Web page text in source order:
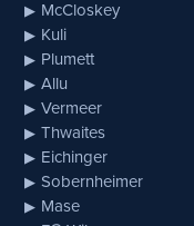
McCloskey
Kuli
Plumett
Allu
Vermeer
Thwaites
Eichinger
Sobernheimer
Mase